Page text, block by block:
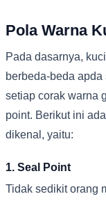
Pola Warna
Pada dasarnya,
berbeda-beda
setiap corak warna
point. Berikut ini
dikenal, yaitu:
1. Seal Point
Tidak sedikit orang